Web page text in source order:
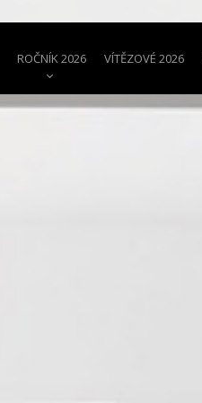
ROČNÍK 2026 VÍTĚZOVÉ 2026